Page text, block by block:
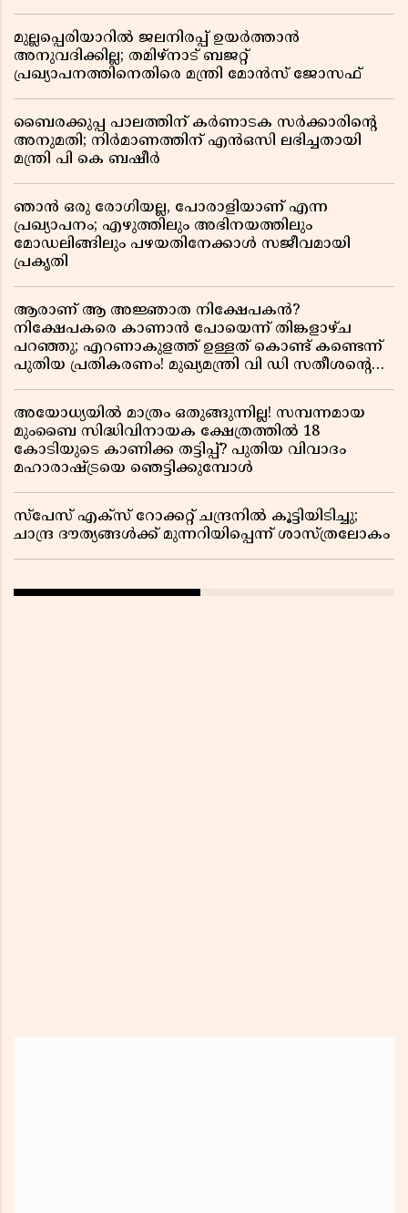
മുല്ലപ്പെരിയാറിൽ ജലനിരപ്പ് ഉയർത്താൻ
അനുവദിക്കില്ല; തമിഴ്നാട് ബജറ്റ്
പ്രഖ്യാപനത്തിനെതിരെ മന്ത്രി മോൻസ് ജോസഫ്
ബൈരക്കുപ്പ പാലത്തിന് കർണാടക സർക്കാരിൻ്റെ
അനുമതി; നിർമാണത്തിന് എൻഒസി ലഭിച്ചതായി
മന്ത്രി പി കെ ബഷീർ
ഞാൻ ഒരു രോഗിയല്ല, പോരാളിയാണ് എന്ന
പ്രഖ്യാപനം; എഴുത്തിലും അഭിനയത്തിലും
മോഡലിങ്ങിലും പഴയതിനേക്കാൾ സജീവമായി
പ്രകൃതി
ആരാണ് ആ അജ്ഞാത നിക്ഷേപകൻ?
നിക്ഷേപകരെ കാണാൻ പോയെന്ന് തിങ്കളാഴ്ച
പറഞ്ഞു; എറണാകുളത്ത് ഉള്ളത് കൊണ്ട് കണ്ടെന്ന്
പുതിയ പ്രതികരണം! മുഖ്യമന്ത്രി വി ഡി സതീശന്റെ
അയോധ്യയിൽ മാത്രം ഒതുങ്ങുന്നില്ല! സമ്പന്നമായ
മുംബൈ സിദ്ധിവിനായക ക്ഷേത്രത്തിൽ 18
കോടിയുടെ കാണിക്ക തട്ടിപ്പ്? പുതിയ വിവാദം
മഹാരാഷ്ട്രയെ ഞെട്ടിക്കുമ്പോൾ
സ്പേസ് എക്സ് റോക്കറ്റ് ചന്ദ്രനിൽ കൂട്ടിയിടിച്ചു;
ചാന്ദ്ര ദൗത്യങ്ങൾക്ക് മുന്നറിയിപ്പെന്ന് ശാസ്ത്രലോകം ​​​​​​​